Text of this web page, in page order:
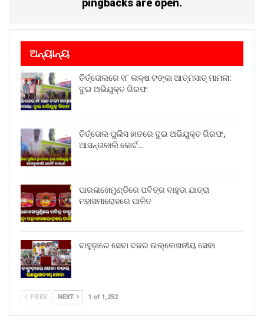
pingbacks are open.
ଅନ୍ୟାନ୍ୟ
ତିର୍ତ୍ତୋଲରେ ୧୮ ଲକ୍ଷ ଟଙ୍କା ଆତ୍ମସାତ୍ ମାମଲା:
ଦୁଇ ଅଭିଯୁକ୍ତ ଗିରଫ
ତିର୍ତ୍ତୋଲ ପୁଲିସ ହାତରେ ଦୁଇ ଅଭିଯୁକ୍ତ ଗିରଫ,
ଆସନ୍ତାକାଲି କୋର୍ଟ…
ପାରଳାଖେମୁଣ୍ଡିରେ ପବିତ୍ର ବାହୁଡା ଯାତ୍ରା
ମହାସମାରୋହରେ ପାଳିତ
ବାହୁଡ଼ାରେ ସେବା ଦଳର ଉଲ୍ଲେଖନୀୟ ସେବା
PREV NEXT 1 of 1,252